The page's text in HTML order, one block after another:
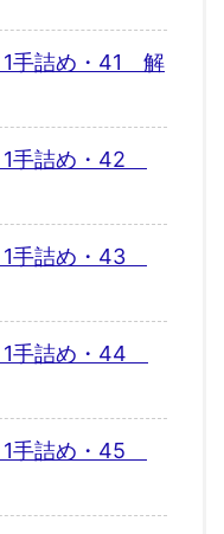
手詰め・41 解
手詰め・42
手詰め・43
手詰め・44
手詰め・45